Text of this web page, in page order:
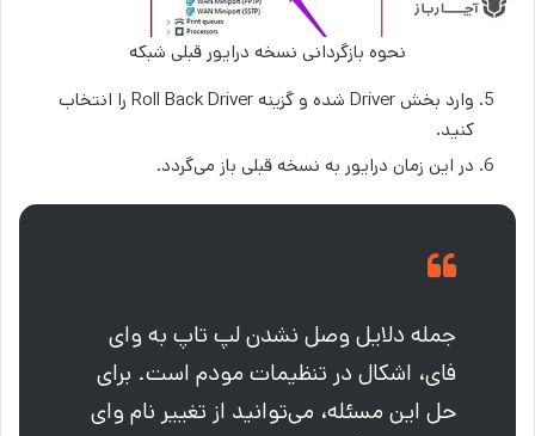
نحوه بازگردانی نسخه درایور قبلی شبکه
وارد بخش Driver شده و گزینه Roll Back Driver را انتخاب
کنید.
در این زمان درایور به نسخه قبلی باز می‌گردد.
جمله دلایل وصل نشدن لپ تاپ به وای
فای، اشکال در تنظیمات مودم است. برای
حل این مسئله، می‌توانید از تغییر نام وای